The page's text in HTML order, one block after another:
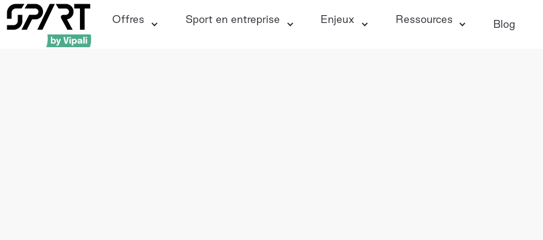
Offres Sport en entreprise Enjeux Ressources Blog